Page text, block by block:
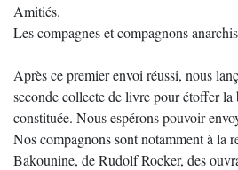
Amitiés.
Les compagnes et compagnons
Après ce premier envoi réussi, nous
seconde collecte de livre pour étoffer la
constituée. Nous espérons pouvoir
Nos compagnons sont notamment à la
Bakounine, de Rudolf Rocker, des